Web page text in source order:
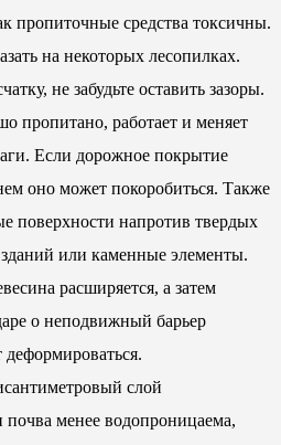
пропиточные средства токсичны.
на некоторых лесопилках.
не забудьте оставить зазоры.
пропитано, работает и меняет
Если дорожное покрытие
оно может покоробиться. Также
поверхности напротив твердых
или каменные элементы.
расширяется, а затем
о неподвижный барьер
слой
почва менее водопроницаема,